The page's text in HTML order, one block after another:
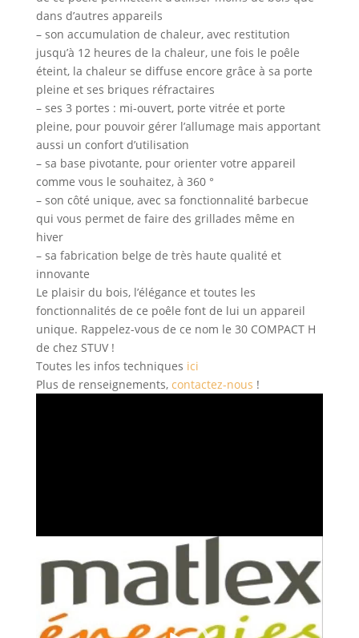
dans d’autres appareils
– son accumulation de chaleur, avec restitution
jusqu’à 12 heures de la chaleur, une fois le poêle
éteint, la chaleur se diffuse encore grâce à sa porte
pleine et ses briques réfractaires
– ses 3 portes : mi-ouvert, porte vitrée et porte
pleine, pour pouvoir gérer l’allumage mais apportant
aussi un confort d’utilisation
– sa base pivotante, pour orienter votre appareil
comme vous le souhaitez, à 360 °
– son côté unique, avec sa fonctionnalité barbecue
qui vous permet de faire des grillades même en
hiver
– sa fabrication belge de très haute qualité et
innovante
Le plaisir du bois, l’élégance et toutes les
fonctionnalités de ce poêle font de lui un appareil
unique. Rappelez-vous de ce nom le 30 COMPACT H
de chez STUV !
Toutes les infos techniques ici
Plus de renseignements, contactez-nous !